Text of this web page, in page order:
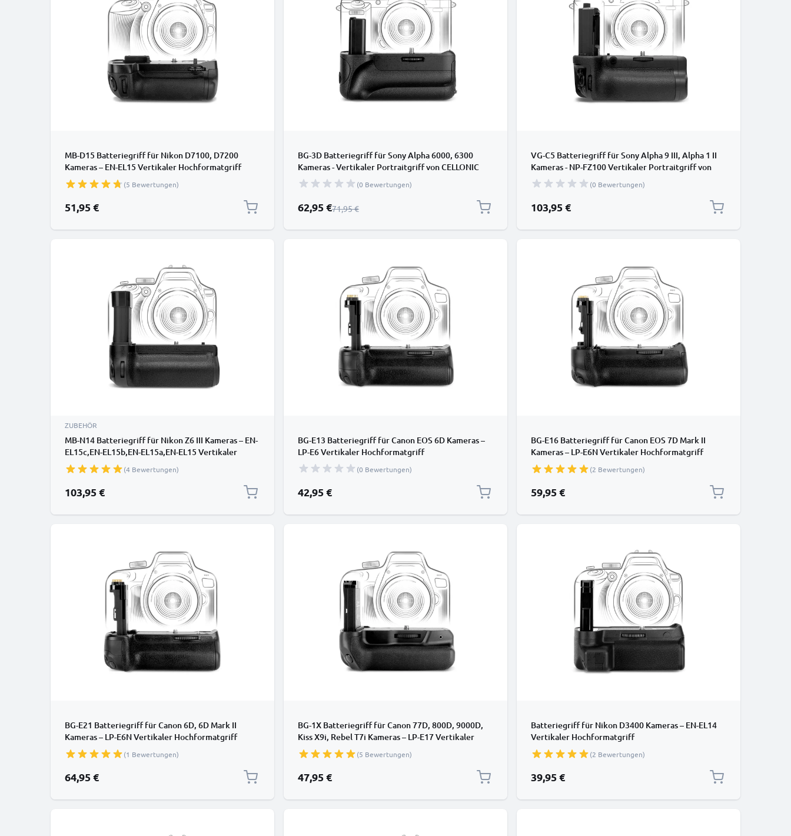
MB-D15 Batteriegriff für Nikon D7100, D7200
Kameras – EN-EL15 Vertikaler Hochformatgriff
(5 Bewertungen)
51,95 €
BG-3D Batteriegriff für Sony Alpha 6000, 6300
Kameras - Vertikaler Portraitgriff von CELLONIC
(0 Bewertungen)
Sonderpreis
62,95 €Regulärer Preis
71,95 €
VG-C5 Batteriegriff für Sony Alpha 9 III, Alpha 1 II
Kameras - NP-FZ100 Vertikaler Portraitgriff von
CELLONIC
(0 Bewertungen)
103,95 €
ZUBEHÖR
MB-N14 Batteriegriff für Nikon Z6 III Kameras – EN-
EL15c,EN-EL15b,EN-EL15a,EN-EL15 Vertikaler
Hochformatgriff (4 Bewertungen)
103,95 €
BG-E13 Batteriegriff für Canon EOS 6D Kameras –
LP-E6 Vertikaler Hochformatgriff
(0 Bewertungen)
42,95 €
BG-E16 Batteriegriff für Canon EOS 7D Mark II
Kameras – LP-E6N Vertikaler Hochformatgriff
(2 Bewertungen)
59,95 €
BG-E21 Batteriegriff für Canon 6D, 6D Mark II
Kameras – LP-E6N Vertikaler Hochformatgriff
(1 Bewertungen)
64,95 €
BG-1X Batteriegriff für Canon 77D, 800D, 9000D,
Kiss X9i, Rebel T7i Kameras – LP-E17 Vertikaler
Hochformatgriff (5 Bewertungen)
47,95 €
Batteriegriff für Nikon D3400 Kameras – EN-EL14
Vertikaler Hochformatgriff
(2 Bewertungen)
39,95 €